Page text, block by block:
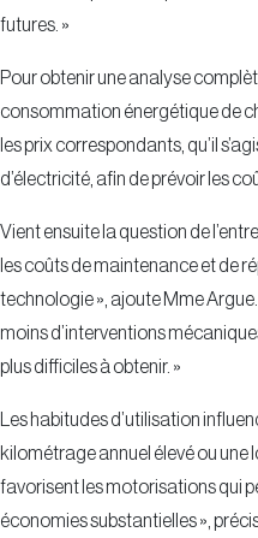
futures. »
Pour obtenir une analyse
consommation énergétique de
les prix correspondants, qu’il
d’électricité, afin de prévoir les
Vient ensuite la question de
les coûts de maintenance et de
technologie », ajoute Mme
moins d’interventions
plus difficiles à obtenir. »
Les habitudes d’utilisation
kilométrage annuel élevé ou
favorisent les motorisations qui
économies substantielles »,